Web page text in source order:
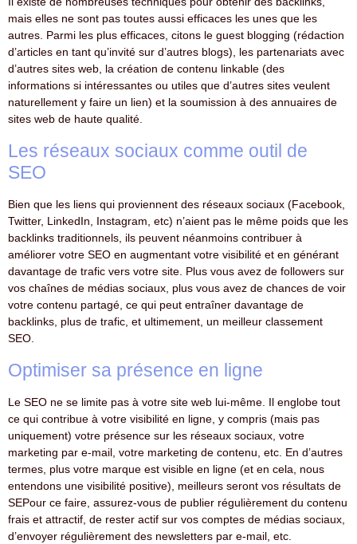
mais elles ne sont pas toutes aussi efficaces les unes que les
autres. Parmi les plus efficaces, citons le guest blogging (rédaction
d’articles en tant qu’invité sur d’autres blogs), les partenariats avec
d’autres sites web, la création de contenu linkable (des
informations si intéressantes ou utiles que d’autres sites veulent
naturellement y faire un lien) et la soumission à des annuaires de
sites web de haute qualité.
Les réseaux sociaux comme outil de
SEO
Bien que les liens qui proviennent des réseaux sociaux (Facebook,
Twitter, LinkedIn, Instagram, etc) n’aient pas le même poids que les
backlinks traditionnels, ils peuvent néanmoins contribuer à
améliorer votre SEO en augmentant votre visibilité et en générant
davantage de trafic vers votre site. Plus vous avez de followers sur
vos chaînes de médias sociaux, plus vous avez de chances de voir
votre contenu partagé, ce qui peut entraîner davantage de
backlinks, plus de trafic, et ultimement, un meilleur classement
SEO.
Optimiser sa présence en ligne
Le SEO ne se limite pas à votre site web lui-même. Il englobe tout
ce qui contribue à votre visibilité en ligne, y compris (mais pas
uniquement) votre présence sur les réseaux sociaux, votre
marketing par e-mail, votre marketing de contenu, etc. En d’autres
termes, plus votre marque est visible en ligne (et en cela, nous
entendons une visibilité positive), meilleurs seront vos résultats de
SEPour ce faire, assurez-vous de publier régulièrement du contenu
frais et attractif, de rester actif sur vos comptes de médias sociaux,
d’envoyer régulièrement des newsletters par e-mail, etc.